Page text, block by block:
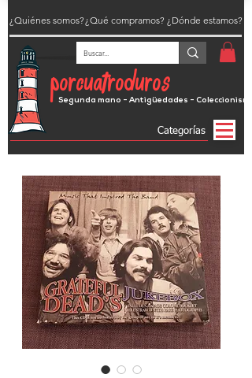
porcuatroduros
Segunda mano - Antigüedades - Coleccionismo
¿Dónde estamos?
¿Quiénes somos?
Categorías
¿Qué compramos?